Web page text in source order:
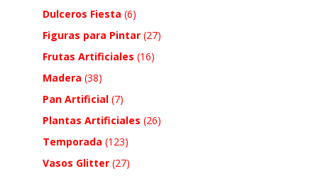
Dulceros Fiesta (6)
Figuras para Pintar (27)
Frutas Artificiales (16)
Madera (38)
Pan Artificial (7)
Plantas Artificiales (26)
Temporada (123)
Vasos Glitter (27)